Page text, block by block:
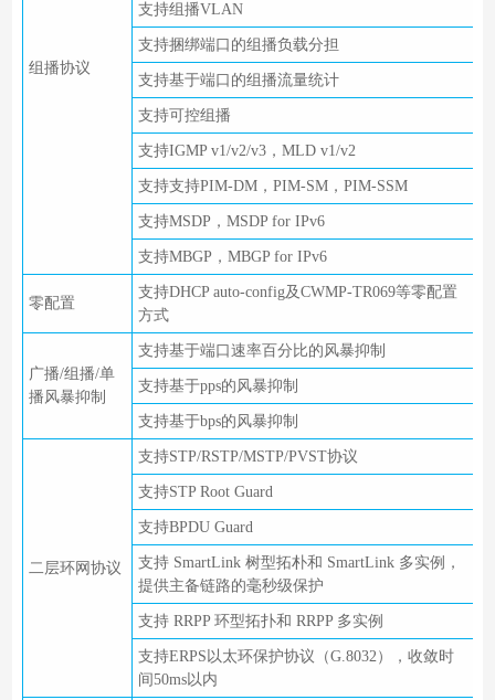
组播协议
支持组播VLAN
支持捆绑端口的组播负载分担
支持基于端口的组播流量统计
支持可控组播
支持IGMP v1/v2/v3，MLD v1/v2
支持支持PIM-DM，PIM-SM，PIM-SSM
支持MSDP，MSDP for IPv6
支持MBGP，MBGP for IPv6
零配置
支持DHCP auto-config及CWMP-TR069等零配置
方式
广播/组播/单
播风暴抑制
支持基于端口速率百分比的风暴抑制
支持基于pps的风暴抑制
支持基于bps的风暴抑制
二层环网协议
支持STP/RSTP/MSTP/PVST协议
支持STP Root Guard
支持BPDU Guard
支持 SmartLink 树型拓朴和 SmartLink 多实例，
提供主备链路的毫秒级保护
支持 RRPP 环型拓扑和 RRPP 多实例
支持ERPS以太环保护协议（G.8032），收敛时
间50ms以内